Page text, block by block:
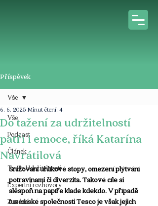
Příspěvek
Vše
Podcast
Článek
Tváře Udržitelnosti
Expertní rozhovory
Z médií
Vše
Do tažení za udržitelností
patří i emoce, říká Katarína
Navrátilová
6. 6. 2025 Minut čtení: 4
Snižování uhlíkové stopy, omezení plýtvání
potravinami či diverzita. Takové cíle si
alespoň na papíře klade kdekdo. V případě
tuzemské společnosti Tesco je však jejich